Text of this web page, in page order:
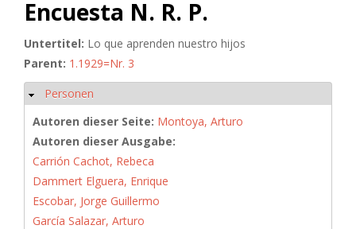
Encuesta N. R. P.
Untertitel: Lo que aprenden nuestro hijos
Parent: 1.1929=Nr. 3
Ausblenden
Personen
Autoren dieser Seite: Montoya, Arturo
Autoren dieser Ausgabe:
Carrión Cachot, Rebeca
Dammert Elguera, Enrique
Escobar, Jorge Guillermo
García Salazar, Arturo